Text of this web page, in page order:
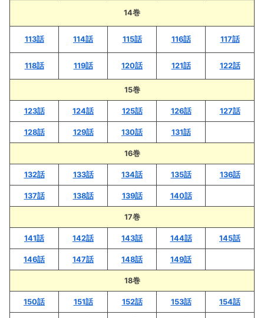
14巻
113話 114話 115話 116話 117話
118話 119話 120話 121話 122話
15巻
123話 124話 125話 126話 127話
128話 129話 130話 131話
16巻
132話 133話 134話 135話 136話
137話 138話 139話 140話
17巻
141話 142話 143話 144話 145話
146話 147話 148話 149話
18巻
150話 151話 152話 153話 154話